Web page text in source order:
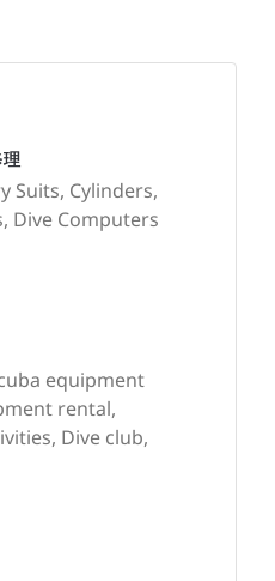
equipment
rental,
Dive club,
Suits, Cylinders,
Dive Computers